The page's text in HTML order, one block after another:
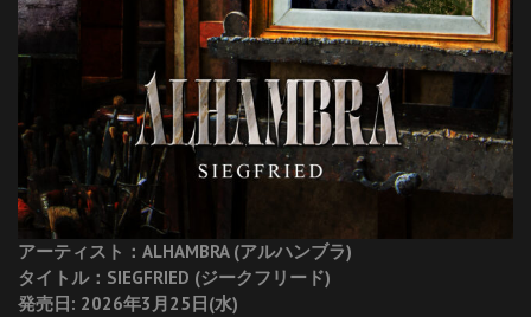
アーティスト：ALHAMBRA (アルハンブラ)
タイトル：SIEGFRIED (ジークフリード)
発売日: 2026年3月25日(水)